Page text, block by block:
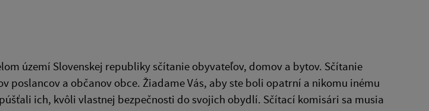
území Slovenskej republiky sčítanie obyvateľov, domov a bytov. Sčítanie
poslancov a občanov obce. Žiadame Vás, aby ste boli opatrní a nikomu inému
ich, kvôli vlastnej bezpečnosti do svojich obydlí. Sčítací komisári sa musia